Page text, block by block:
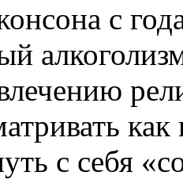
с
с себя